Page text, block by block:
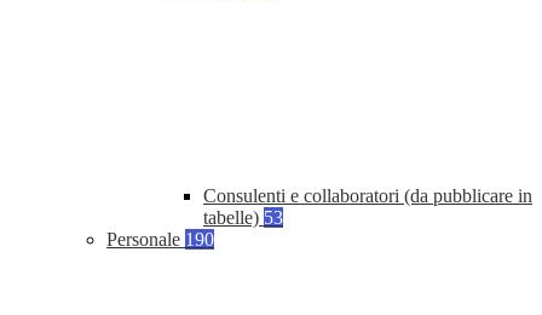
Consulenti e collaboratori (da pubblicare in
tabelle) 53
Personale 190